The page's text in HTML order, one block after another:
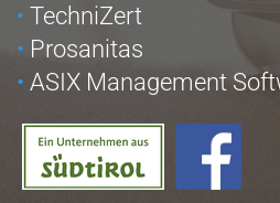
TechniZert
Prosanitas
ASIX Management